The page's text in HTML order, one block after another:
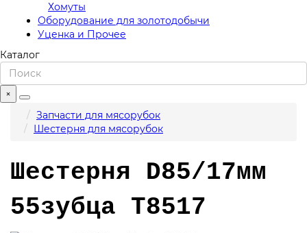
Хомуты
Оборудование для золотодобычи
Уценка и Прочее
Каталог
×
Запчасти для мясорубок
Шестерня для мясорубок
Шестерня D85/17мм
55зубца T8517